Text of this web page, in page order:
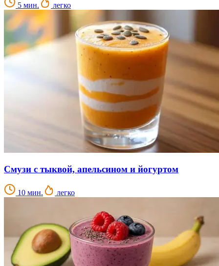
5 мин. легко
Смузи с тыквой, апельсином и йогуртом
10 мин. легко